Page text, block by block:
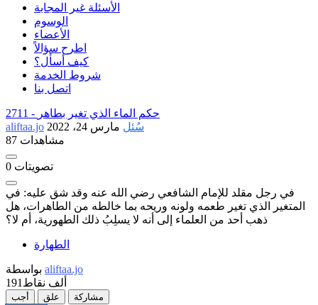
الأسئلة غير المجابة
الوسوم
الأعضاء
اطرح سؤالاً
كيف أسأل؟
شروط الخدمة
اتصل بنا
2711 - حكم الماء الذي تغير بطاهر
aliftaa.jo
سُئل مارس 24، 2022
87 مشاهدات
0 تصويتات
في رجل مقلد للإمام الشافعي رضي الله عنه وقد شق عليه: في
المتغير الذي تغير طعمه ولونه وريحه بما خالطه من الطاهرات، هل
ذهب أحد من العلماء إلى أنه لا يسلِبُ ذلك الطهورية، أم لا؟
الطهارة
aliftaa.jo
191ألف نقاط
أجب علق
مشاركة